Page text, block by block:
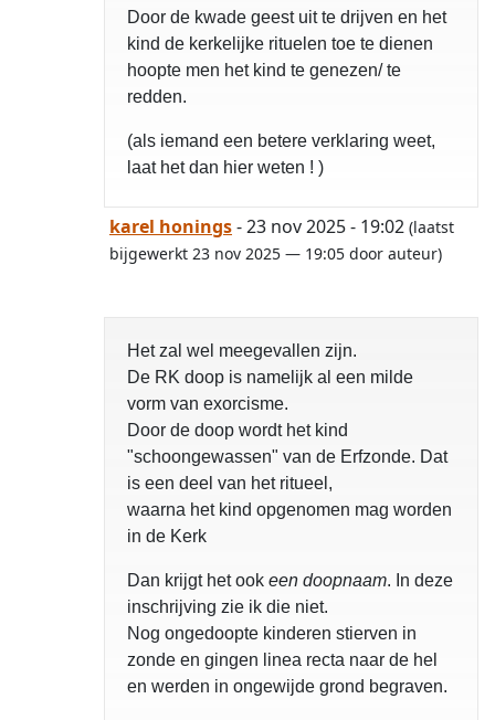
Door de kwade geest uit te drijven en het
kind de kerkelijke rituelen toe te dienen
hoopte men het kind te genezen/ te
redden.
(als iemand een betere verklaring weet,
laat het dan hier weten ! )
karel honings- 23 nov 2025 - 19:02 (laatst
bijgewerkt 23 nov 2025 — 19:05 door auteur)
Het zal wel meegevallen zijn.
De RK doop is namelijk al een milde
vorm van exorcisme.
Door de doop wordt het kind
"schoongewassen" van de Erfzonde. Dat
is een deel van het ritueel,
waarna het kind opgenomen mag worden
in de Kerk
Dan krijgt het ook een doopnaam. In deze
inschrijving zie ik die niet.
Nog ongedoopte kinderen stierven in
zonde en gingen linea recta naar de hel
en werden in ongewijde grond begraven.